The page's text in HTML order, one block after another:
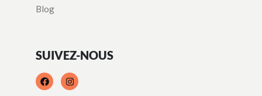
Blog
SUIVEZ-NOUS